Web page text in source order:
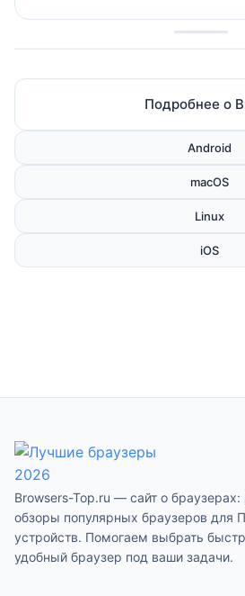
Подробнее о
Android
macOS
Linux
iOS
Browsers-Top.ru — сайт о браузерах:
обзоры популярных браузеров для
устройств. Помогаем выбрать
удобный браузер под ваши задачи.